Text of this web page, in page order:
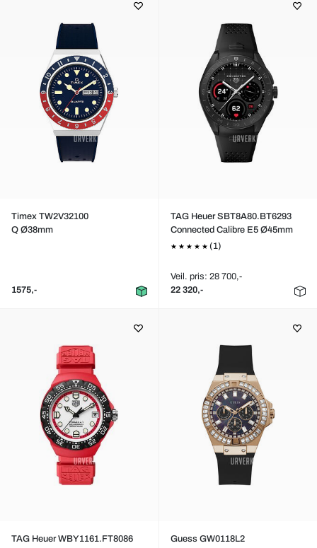
Timex TW2V32100
Q Ø38mm
1575,-
TAG Heuer SBT8A80.BT6293
Connected Calibre E5 Ø45mm
(1)
Veil. pris: 28 700,-
22 320,-
TAG Heuer WBY1161.FT8086
Guess GW0118L2